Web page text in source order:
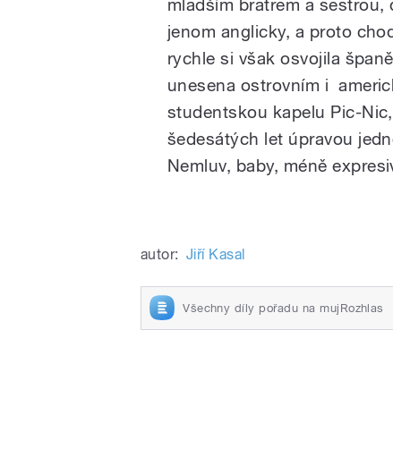
mladším bratrem a sestrou,
jenom anglicky, a proto
rychle si však osvojila
unesena ostrovním i
studentskou kapelu Pic-
šedesátých let úpravou
Nemluv, baby, méně
autor: Jiří Kasal
Všechny díly pořadu na mujRozhlas